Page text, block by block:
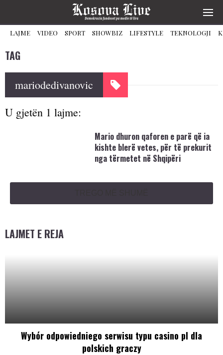
LAJME VIDEO SPORT SHOWBIZ LIFESTYLE TEKNOLOGJI
TAG
mariodedivanovic
U gjetën 1 lajme:
Mario dhuron qaforen e parë që ia
kishte blerë vetes, për të prekurit
nga tërmetet në Shqipëri
LAJMET E REJA
Wybór odpowiedniego serwisu typu casino pl dla
polskich graczy